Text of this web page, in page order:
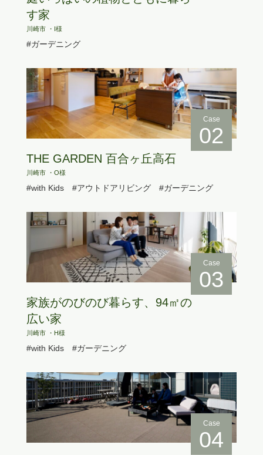
す家
川崎市 ・I様
#ガーデニング
Case
02
THE GARDEN 百合ヶ丘高石
川崎市 ・O様
#with Kids #アウトドアリビング #ガーデニング
Case
03
家族がのびのび暮らす、94㎡の
広い家
川崎市 ・H様
#with Kids #ガーデニング
Case
04